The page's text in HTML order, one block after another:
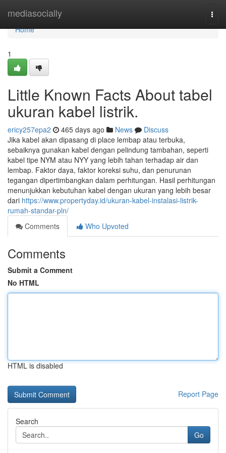
mediasocially
Home
Home
1
Little Known Facts About tabel
ukuran kabel listrik.
ericy257epa2 465 days ago News
Discuss
Jika kabel akan dipasang di place lembap atau terbuka,
sebaiknya gunakan kabel dengan pelindung tambahan, seperti
kabel tipe NYM atau NYY yang lebih tahan terhadap air dan
lembap. Faktor daya, faktor koreksi suhu, dan penurunan
tegangan dipertimbangkan dalam perhitungan. Hasil perhitungan
menunjukkan kebutuhan kabel dengan ukuran yang lebih besar
dari https://www.propertyday.id/ukuran-kabel-instalasi-listrik-
rumah-standar-pln/
Comments
Who Upvoted
Comments
Submit a Comment
No HTML
HTML is disabled
Report Page
Search
Go